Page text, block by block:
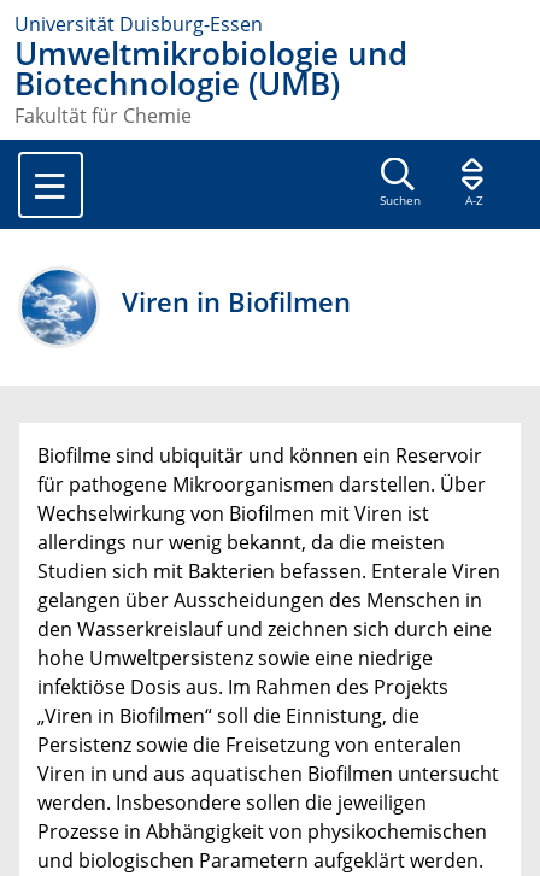
Universität Duisburg-Essen
Umweltmikrobiologie und
Biotechnologie (UMB)
Fakultät für Chemie
Suchen A-Z
Viren in Biofilmen
Biofilme sind ubiquitär und können ein Reservoir
für pathogene Mikroorganismen darstellen. Über
Wechselwirkung von Biofilmen mit Viren ist
allerdings nur wenig bekannt, da die meisten
Studien sich mit Bakterien befassen. Enterale Viren
gelangen über Ausscheidungen des Menschen in
den Wasserkreislauf und zeichnen sich durch eine
hohe Umweltpersistenz sowie eine niedrige
infektiöse Dosis aus. Im Rahmen des Projekts
„Viren in Biofilmen“ soll die Einnistung, die
Persistenz sowie die Freisetzung von enteralen
Viren in und aus aquatischen Biofilmen untersucht
werden. Insbesondere sollen die jeweiligen
Prozesse in Abhängigkeit von physikochemischen
und biologischen Parametern aufgeklärt werden.